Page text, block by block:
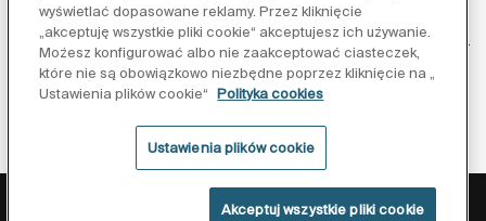
Inspiracja
Obserwuj nas:
wyświetlać dopasowane reklamy. Przez kliknięcie
„akceptuję wszystkie pliki cookie“ akceptujesz ich używanie.
Możesz konfigurować albo nie zaakceptować ciasteczek,
które nie są obowiązkowo niezbędne poprzez kliknięcie na „
Ustawienia plików cookie“
Polityka cookies
Ustawienia plików cookie
Akceptuj wszystkie pliki cookie